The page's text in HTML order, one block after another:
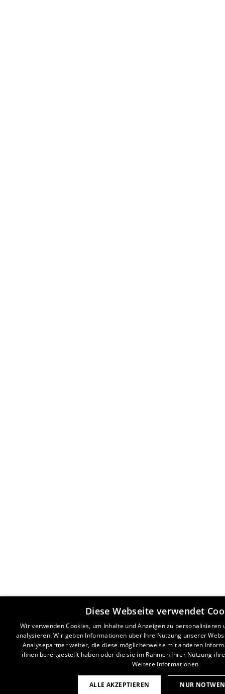
Diese Webseite verwendet
Wir verwenden Cookies, um Inhalte und Anzeigen zu
analysieren. Wir geben Informationen über Ihre Nutzung unserer
Analysepartner weiter, die diese möglicherweise mit anderen
ihnen bereitgestellt haben oder die sie im Rahmen Ihrer Nutzung
Weitere Informationen
ALLE AKZEPTIEREN NUR